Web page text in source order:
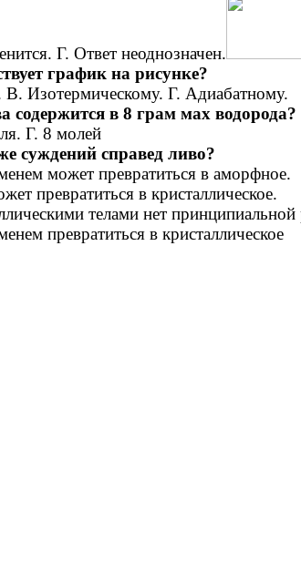
Г. Ответ неоднозначен.
график на рисунке?
Изотермическому. Г. Адиабатному.
содержится в 8 грам мах водорода?
Г. 8 молей
суждений справед ливо?
может превратиться в аморфное.
превратиться в кристаллическое.
телами нет принципиальной
превратиться в кристаллическое